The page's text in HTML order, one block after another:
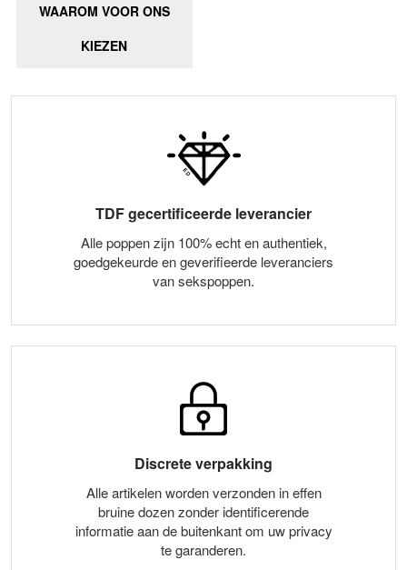
WAAROM VOOR ONS
KIEZEN
TDF gecertificeerde leverancier
Alle poppen zijn 100% echt en authentiek,
goedgekeurde en geverifieerde leveranciers
van sekspoppen.
Discrete verpakking
Alle artikelen worden verzonden in effen
bruine dozen zonder identificerende
informatie aan de buitenkant om uw privacy
te garanderen.